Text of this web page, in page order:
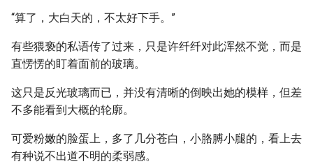
“算了，大白天的，不太好下手。”
有些猥亵的私语传了过来，只是许纤纤对此浑然不觉，而是
直愣愣的盯着面前的玻璃。
这只是反光玻璃而已，并没有清晰的倒映出她的模样，但差
不多能看到大概的轮廓。
可爱粉嫩的脸蛋上，多了几分苍白，小胳膊小腿的，看上去
有种说不出道不明的柔弱感。